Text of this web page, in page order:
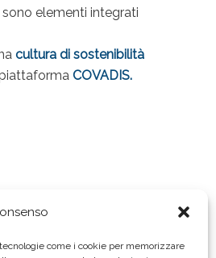
come i cookie per memorizzare
elementi integrati
cultura di sostenibilità
COVADIS.